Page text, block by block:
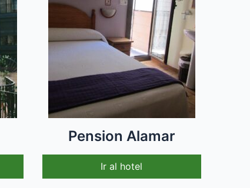
Pension Alamar
Ir al hotel